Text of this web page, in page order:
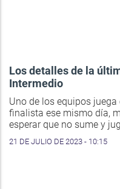
Los detalles de la
Intermedio
Uno de los equipos
finalista ese mismo día,
esperar que no sume y
21 DE JULIO DE 2023 - 10:15